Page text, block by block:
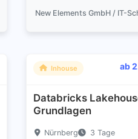
Inhouse ab
Databricks
Grundlagen
Nürnberg 3 Tage